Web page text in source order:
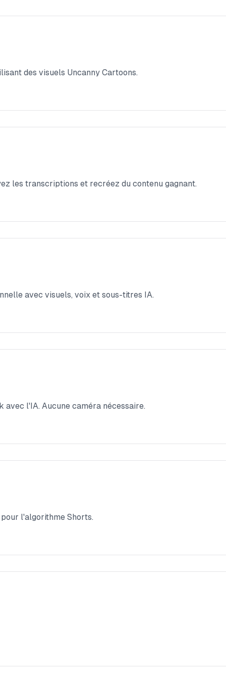
des visuels Uncanny Cartoons.
les transcriptions et recréez du contenu gagnant.
avec visuels, voix et sous-titres IA.
avec l'IA. Aucune caméra nécessaire.
l'algorithme Shorts.